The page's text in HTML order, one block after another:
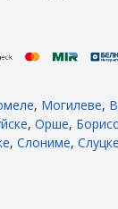
, Могилеве,
,Орше,
,Слониме,Слуцке